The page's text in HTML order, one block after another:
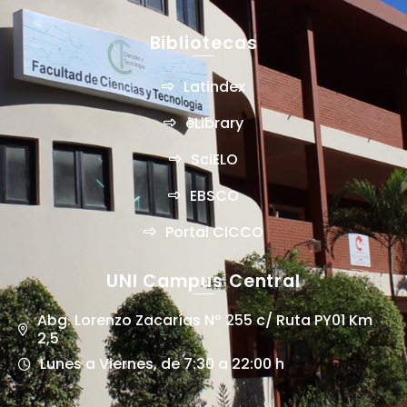
Bibliotecas
Latindex
eLibrary
SciELO
EBSCO
Portal CICCO
UNI Campus Central
Abg. Lorenzo Zacarías Nº 255 c/ Ruta PY01 Km
2,5
Lunes a Viernes, de 7:30 a 22:00 h